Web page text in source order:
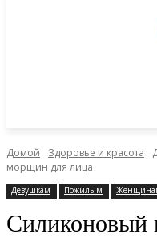
Домой Здоровье и красота
морщин для лица
Девушкам Пожилым
Силиконовый